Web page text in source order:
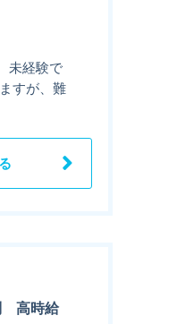
未経験で
すが、難
高時給